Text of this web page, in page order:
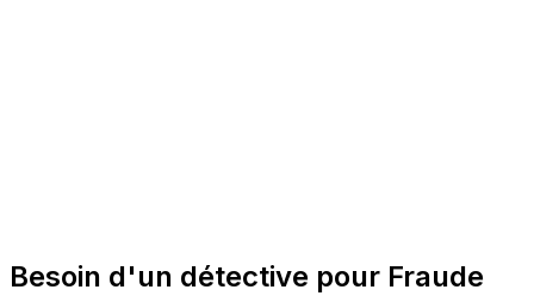
Besoin d'un détective pour Fraude